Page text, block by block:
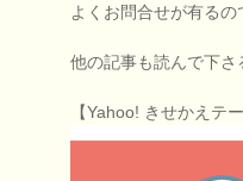
よくお問合せが有るの
他の記事も読んで下さ
【Yahoo! きせかえテー